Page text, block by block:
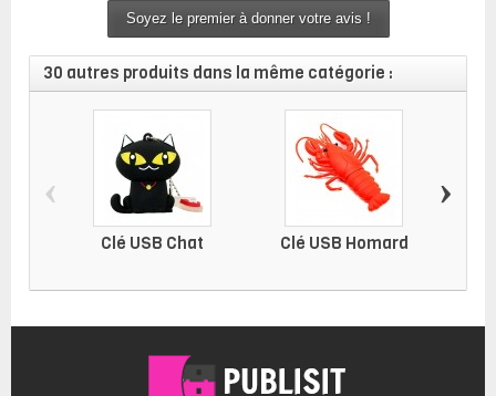
Soyez le premier à donner votre avis !
30 autres produits dans la même catégorie :
Clé USB Chat Clé USB Homard
‹ ›